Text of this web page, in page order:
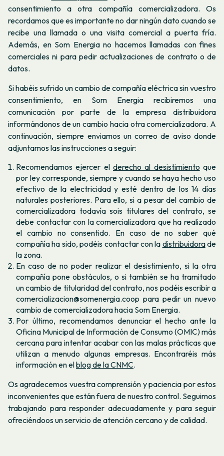
consentimiento a otra compañía comercializadora. Os
recordamos que es importante no dar ningún dato cuando se
recibe una llamada o una visita comercial a puerta fría.
Además, en Som Energia no hacemos llamadas con fines
comerciales ni para pedir actualizaciones de contrato o de
datos.
Si habéis sufrido un cambio de compañía eléctrica sin vuestro
consentimiento, en Som Energia recibiremos una
comunicación por parte de la empresa distribuidora
informándonos de un cambio hacia otra comercializadora. A
continuación, siempre enviamos un correo de aviso donde
adjuntamos las instrucciones a seguir:
Recomendamos ejercer el derecho al desistimiento que
por ley corresponde, siempre y cuando se haya hecho uso
efectivo de la electricidad y esté dentro de los 14 días
naturales posteriores. Para ello, si a pesar del cambio de
comercializadora todavía sois titulares del contrato, se
debe contactar con la comercializadora que ha realizado
el cambio no consentido. En caso de no saber qué
compañía ha sido, podéis contactar con la distribuidorade
la zona.
En caso de no poder realizar el desistimiento, si la otra
compañía pone obstáculos, o si también se ha tramitado
un cambio de titularidad del contrato, nos podéis escribir a
comercializacion@somenergia.coop para pedir un nuevo
cambio de comercializadora hacia Som Energia.
Por último, recomendamos denunciar el hecho ante la
Oficina Municipal de Información de Consumo (OMIC) más
cercana para intentar acabar con las malas prácticas que
utilizan a menudo algunas empresas. Encontraréis más
información en elblog de la CNMC.
Os agradecemos vuestra comprensión y paciencia por estos
inconvenientes que están fuera de nuestro control. Seguimos
trabajando para responder adecuadamente y para seguir
ofreciéndoos un servicio de atención cercano y de calidad.